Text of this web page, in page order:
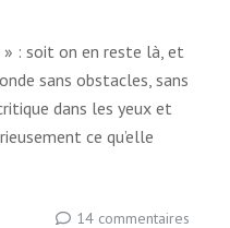
: soit on en reste là, et
sans obs­tacles, sans
dans les yeux et
ce qu’elle
14 commentairessur